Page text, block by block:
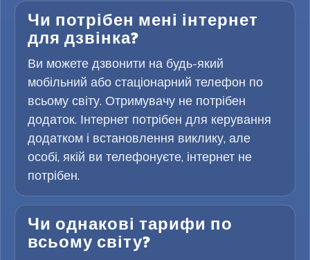
Чи потрібен мені інтернет
для дзвінка?
Ви можете дзвонити на будь-який
мобільний або стаціонарний телефон по
всьому світу. Отримувачу не потрібен
додаток. Інтернет потрібен для керування
додатком і встановлення виклику, але
особі, якій ви телефонуєте, інтернет не
потрібен.
Чи однакові тарифи по
всьому світу?